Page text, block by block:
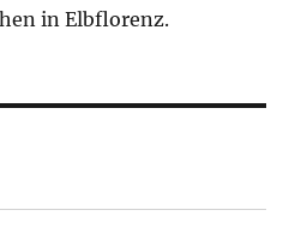
in Elbflorenz.